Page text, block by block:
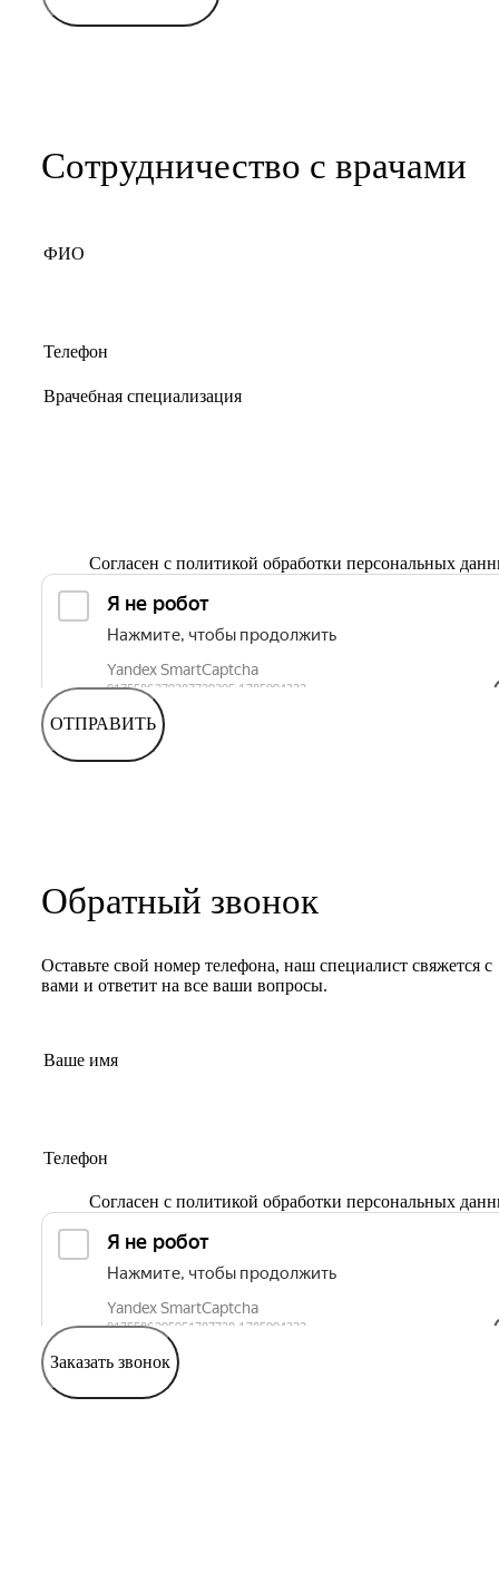
Сотрудничество с врачами
Согласен с политикой обработки персональных
ОТПРАВИТЬ
Обратный звонок
Оставьте свой номер телефона, наш специалист свяжется с
вами и ответит на все ваши вопросы.
Согласен с политикой обработки персональных
Заказать звонок